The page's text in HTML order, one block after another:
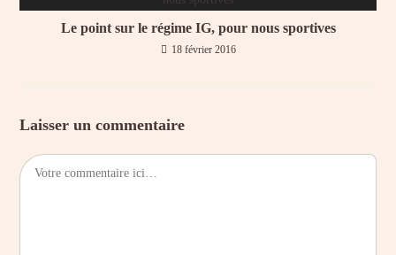
Le point sur le régime IG, pour nous sportives
18 février 2016
Laisser un commentaire
Comment